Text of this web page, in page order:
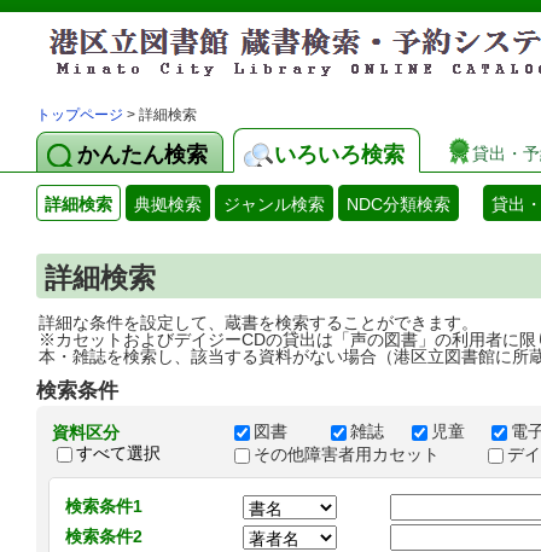
トップページ > 詳細検索
かんたん検索 いろいろ検索 貸出・
詳細検索 典拠検索 ジャンル検索 NDC分類検索 貸出
詳細検索
詳細な条件を設定して、蔵書を検索することができます。
※カセットおよびデイジーCDの貸出は「声の図書」の利用者に限
本・雑誌を検索し、該当する資料がない場合（港区立図書館に所
検索条件
資料区分
すべて選択
図書 雑誌 児童
電
その他障害者用カセット
デ
検索条件1
検索条件2